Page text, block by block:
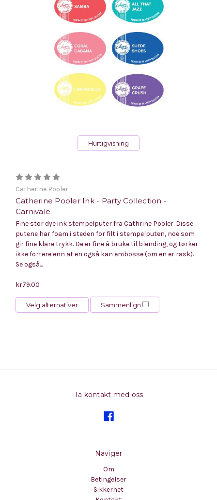
Hurtigvisning
Catherine Pooler
Catherine Pooler Ink - Party Collection -
Carnivale
Fine stor dye ink stempelputer fra Cathrine Pooler. Disse
putene har foam i steden for filt i stempelputen, noe som
gir fine klare trykk. De er fine å bruke til blending, og tørker
ikke fortere enn at en også kan embosse (om en er rask).
Se også...
kr79.00
Velg alternativer Sammenlign
Ta kontakt med oss
Naviger
Om
Betingelser
Sikkerhet